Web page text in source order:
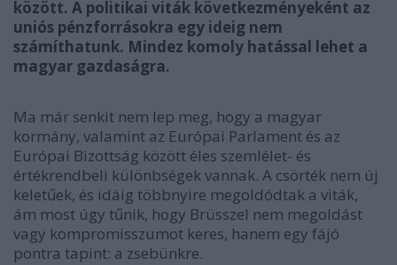
között. A politikai viták következményeként az
uniós pénzforrásokra egy ideig nem
számíthatunk. Mindez komoly hatással lehet a
magyar gazdaságra.
Ma már senkit nem lep meg, hogy a magyar
kormány, valamint az Európai Parlament és az
Európai Bizottság között éles szemlélet- és
értékrendbeli különbségek vannak. A csörték nem új
keletűek, és idáig többnyire megoldódtak a viták,
ám most úgy tűnik, hogy Brüsszel nem megoldást
vagy kompromisszumot keres, hanem egy fájó
pontra tapint: a zsebünkre.